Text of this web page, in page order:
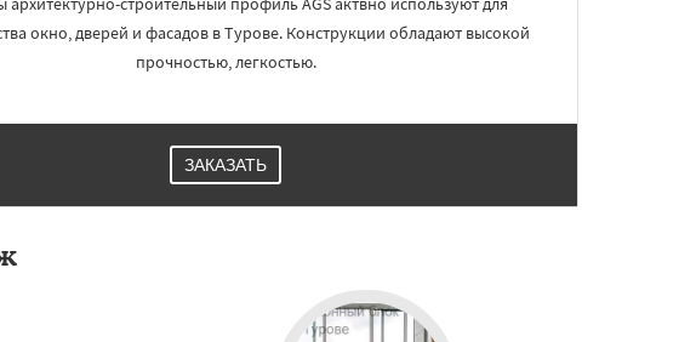
окно, дверей и фасадов в Турове. Конструкции обладают высокой
прочностью, легкостью.
ЗАКАЗАТЬ